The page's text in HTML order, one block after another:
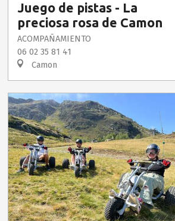
Juego de pistas - La
preciosa rosa de Camon
ACOMPAÑAMIENTO
06 02 35 81 41
Camon